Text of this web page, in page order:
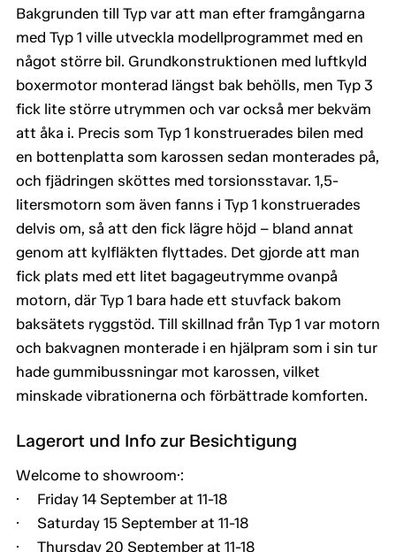
Bakgrunden till Typ var att man efter framgångarna
med Typ 1 ville utveckla modellprogrammet med en
något större bil. Grundkonstruktionen med luftkyld
boxermotor monterad längst bak behölls, men Typ 3
fick lite större utrymmen och var också mer bekväm
att åka i. Precis som Typ 1 konstruerades bilen med
en bottenplatta som karossen sedan monterades på,
och fjädringen sköttes med torsionsstavar. 1,5-
litersmotorn som även fanns i Typ 1 konstruerades
delvis om, så att den fick lägre höjd – bland annat
genom att kylfläkten flyttades. Det gjorde att man
fick plats med ett litet bagageutrymme ovanpå
motorn, där Typ 1 bara hade ett stuvfack bakom
baksätets ryggstöd. Till skillnad från Typ 1 var motorn
och bakvagnen monterade i en hjälpram som i sin tur
hade gummibussningar mot karossen, vilket
minskade vibrationerna och förbättrade komforten.
Lagerort und Info zur Besichtigung
Welcome to showroom·:
· Friday 14 September at 11-18
· Saturday 15 September at 11-18
· Thursday 20 September at 11-18